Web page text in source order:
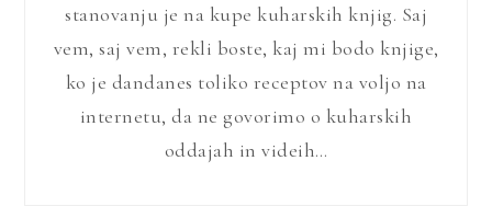
stanovanju je na kupe kuharskih knjig. Saj
vem, saj vem, rekli boste, kaj mi bodo knjige,
ko je dandanes toliko receptov na voljo na
internetu, da ne govorimo o kuharskih
oddajah in videih…